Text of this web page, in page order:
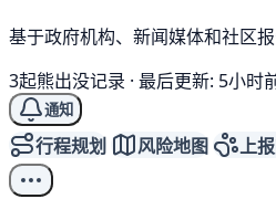
基于政府机构、新闻媒体和社区
3起熊出没记录 · 最后更新: 5小时
通知
行程规划 风险地图 上